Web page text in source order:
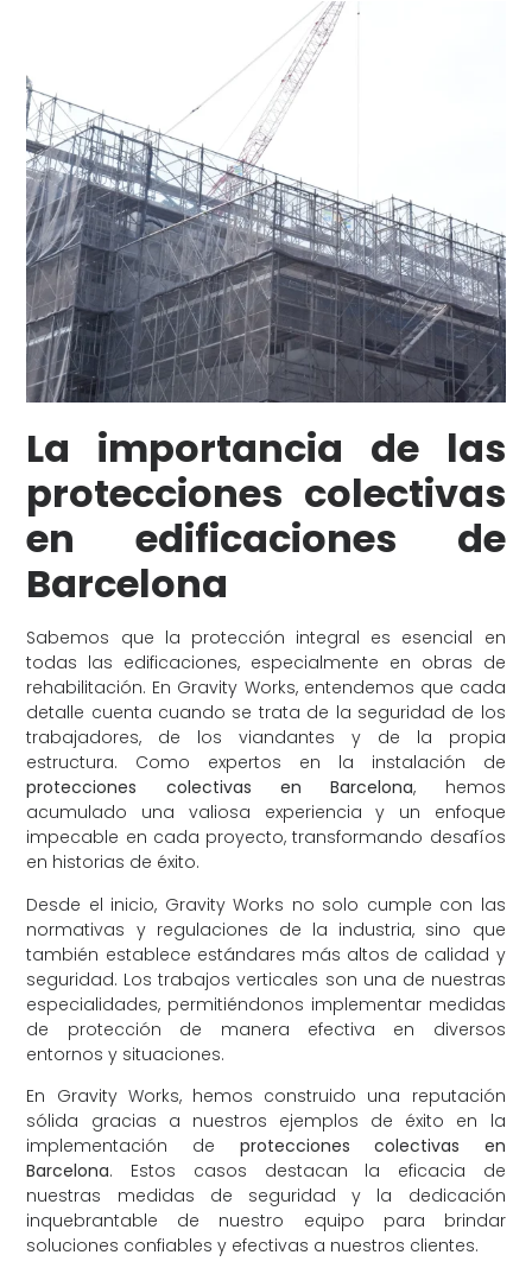
La importancia de las
protecciones colectivas
en edificaciones de
Barcelona
Sabemos que la protección integral es esencial en
todas las edificaciones, especialmente en obras de
rehabilitación. En Gravity Works, entendemos que cada
detalle cuenta cuando se trata de la seguridad de los
trabajadores, de los viandantes y de la propia
estructura. Como expertos en la instalación de
protecciones colectivas en Barcelona, hemos
acumulado una valiosa experiencia y un enfoque
impecable en cada proyecto, transformando desafíos
en historias de éxito.
Desde el inicio, Gravity Works no solo cumple con las
normativas y regulaciones de la industria, sino que
también establece estándares más altos de calidad y
seguridad. Los trabajos verticales son una de nuestras
especialidades, permitiéndonos implementar medidas
de protección de manera efectiva en diversos
entornos y situaciones.
En Gravity Works, hemos construido una reputación
sólida gracias a nuestros ejemplos de éxito en la
implementación de protecciones colectivas en
Barcelona. Estos casos destacan la eficacia de
nuestras medidas de seguridad y la dedicación
inquebrantable de nuestro equipo para brindar
soluciones confiables y efectivas a nuestros clientes.